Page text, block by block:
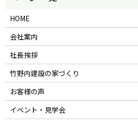
HOME
会社案内
社長挨拶
竹野内建設の家づくり
お客様の声
イベント・見学会